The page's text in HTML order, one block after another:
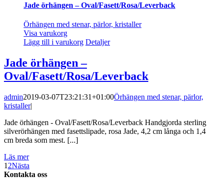
Jade örhängen – Oval/Fasett/Rosa/Leverback
Örhängen med stenar, pärlor, kristaller
Visa varukorg
Lägg till i varukorg Detaljer
Jade örhängen –
Oval/Fasett/Rosa/Leverback
admin2019-03-07T23:21:31+01:00Örhängen med stenar, pärlor,
kristaller|
Jade örhängen - Oval/Fasett/Rosa/Leverback Handgjorda sterling
silverörhängen med fasettslipade, rosa Jade, 4,2 cm långa och 1,4
cm breda som mest. [...]
Läs mer
1 2Nästa
Kontakta oss